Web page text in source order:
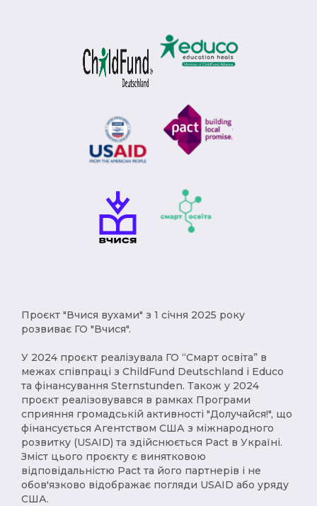
Проєкт "Вчися вухами" з 1 січня 2025 року
розвиває ГО "Вчися".
У 2024 проєкт реалізувала ГО “Смарт освіта” в
межах співпраці з ChildFund Deutschland і Educo
та фінансування Sternstunden. Також у 2024
проєкт реалізовувався в рамках Програми
сприяння громадській активності "Долучайся!", що
фінансується Агентством США з міжнародного
розвитку (USAID) та здійснюється Pact в Україні.
Зміст цього проєкту є винятковою
відповідальністю Pact та його партнерів і не
обов'язково відображає погляди USAID або уряду
США.